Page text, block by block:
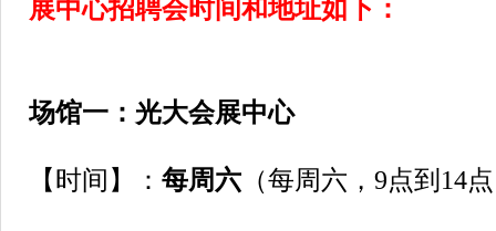
展中心招聘会时间和地址如下：
场馆一：光大会展中心
【时间】： 每周六 （每周六，9点到14